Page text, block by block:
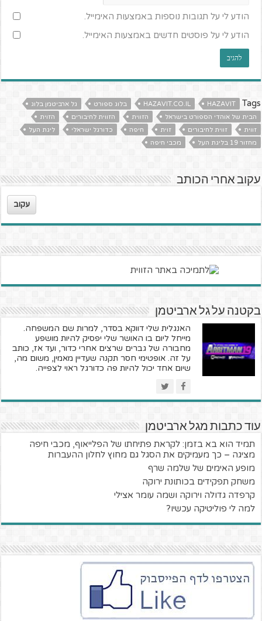
הודע לי על תגובות נוספות באמצעות האימייל.
הודע לי על פוסטים חדשים באמצעות האימייל.
Tags
HAZAVIT
HAZAVIT.CO.IL בלוג ספורט
גל ארביטמן בלוג
הבית של אוהדי הספורט בישראל
הזווית הזווית לחיבורים
הזוית
זווית
זווית לחיבורים זוית חיפה כדורגל ישראלי
ליגת העל
מחזור 19 בליגת העל
מכבי חיפה
עקוב אחרי הכותב
עקוב
בקטנה על גל ארביטמן
האנגלית שלי דווקא בסדר, למרות שם המשפחה.
מייחל ליום בו האושר שלי יפסיק להיות מושפע
מחבורה של גברים שרצים אחרי כדור, ועד אז, כותב
על זה. אופטימי חסר תקנה שעדיין מאמין, משום מה,
שיום אחד יכול להיות פה כדורגל ראוי לצפייה.
עוד כתבות מגל ארביטמן
תמיד הוא בא בזמן: לקראת פתיחתו של הפלייאוף, מכבי חיפה
מציגה – כך מעמיקים את הסגל גם מחוץ לחלון ההעברות
מופע האימים של שלמה שרף
משחק תפקידים בכותונת ירוקה
קרפדה גדולה וירוקה ושמה עומר אצילי
למה לי פוליטיקה עכשיו?